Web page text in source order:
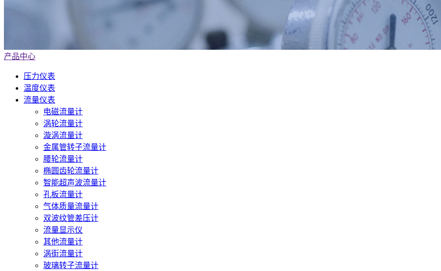
产品中心
压力仪表
温度仪表
流量仪表
电磁流量计
涡轮流量计
漩涡流量计
金属管转子流量计
腰轮流量计
椭圆齿轮流量计
智能超声波流量计
孔板流量计
气体质量流量计
双波纹管差压计
流量显示仪
其他流量计
涡街流量计
玻璃转子流量计